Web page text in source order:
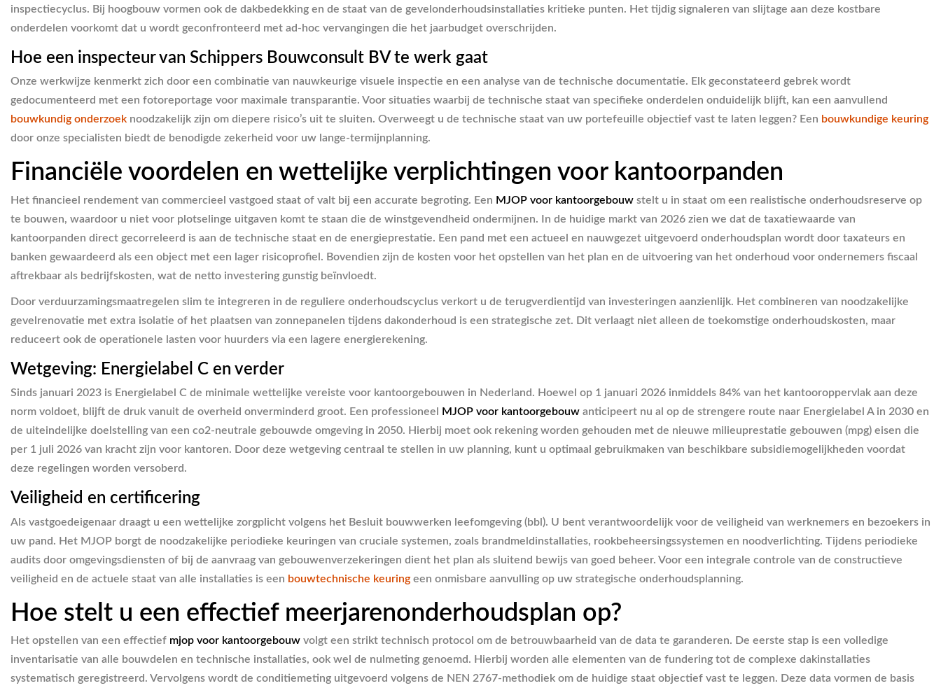
inspectiecyclus. Bij hoogbouw vormen ook de dakbedekking en de staat van de gevelonderhoudsinstallaties kritieke punten. Het tijdig signaleren van slijtage aan deze kostbare
onderdelen voorkomt dat u wordt geconfronteerd met ad-hoc vervangingen die het jaarbudget overschrijden.
Hoe een inspecteur van Schippers Bouwconsult BV te werk gaat
Onze werkwijze kenmerkt zich door een combinatie van nauwkeurige visuele inspectie en een analyse van de technische documentatie. Elk geconstateerd gebrek wordt
gedocumenteerd met een fotoreportage voor maximale transparantie. Voor situaties waarbij de technische staat van specifieke onderdelen onduidelijk blijft, kan een aanvullend
bouwkundig onderzoek noodzakelijk zijn om diepere risico’s uit te sluiten. Overweegt u de technische staat van uw portefeuille objectief vast te laten leggen? Een bouwkundige keuring
door onze specialisten biedt de benodigde zekerheid voor uw lange-termijnplanning.
Financiële voordelen en wettelijke verplichtingen voor kantoorpanden
Het financieel rendement van commercieel vastgoed staat of valt bij een accurate begroting. Een MJOP voor kantoorgebouw stelt u in staat om een realistische onderhoudsreserve op
te bouwen, waardoor u niet voor plotselinge uitgaven komt te staan die de winstgevendheid ondermijnen. In de huidige markt van 2026 zien we dat de taxatiewaarde van
kantoorpanden direct gecorreleerd is aan de technische staat en de energieprestatie. Een pand met een actueel en nauwgezet uitgevoerd onderhoudsplan wordt door taxateurs en
banken gewaardeerd als een object met een lager risicoprofiel. Bovendien zijn de kosten voor het opstellen van het plan en de uitvoering van het onderhoud voor ondernemers fiscaal
aftrekbaar als bedrijfskosten, wat de netto investering gunstig beïnvloedt.
Door verduurzamingsmaatregelen slim te integreren in de reguliere onderhoudscyclus verkort u de terugverdientijd van investeringen aanzienlijk. Het combineren van noodzakelijke
gevelrenovatie met extra isolatie of het plaatsen van zonnepanelen tijdens dakonderhoud is een strategische zet. Dit verlaagt niet alleen de toekomstige onderhoudskosten, maar
reduceert ook de operationele lasten voor huurders via een lagere energierekening.
Wetgeving: Energielabel C en verder
Sinds januari 2023 is Energielabel C de minimale wettelijke vereiste voor kantoorgebouwen in Nederland. Hoewel op 1 januari 2026 inmiddels 84% van het kantooroppervlak aan deze
norm voldoet, blijft de druk vanuit de overheid onverminderd groot. Een professioneel
MJOP voor kantoorgebouw anticipeert nu al op de strengere route naar Energielabel A in 2030 en
de uiteindelijke doelstelling van een co2-neutrale gebouwde omgeving in 2050. Hierbij moet ook rekening worden gehouden met de nieuwe milieuprestatie gebouwen (mpg) eisen die
per 1 juli 2026 van kracht zijn voor kantoren. Door deze wetgeving centraal te stellen in uw planning, kunt u optimaal gebruikmaken van beschikbare subsidiemogelijkheden voordat
deze regelingen worden versoberd.
Veiligheid en certificering
Als vastgoedeigenaar draagt u een wettelijke zorgplicht volgens het Besluit bouwwerken leefomgeving (bbl). U bent verantwoordelijk voor de veiligheid van werknemers en bezoekers in
uw pand. Het MJOP borgt de noodzakelijke periodieke keuringen van cruciale systemen, zoals brandmeldinstallaties, rookbeheersingssystemen en noodverlichting. Tijdens periodieke
audits door omgevingsdiensten of bij de aanvraag van gebouwenverzekeringen dient het plan als sluitend bewijs van goed beheer. Voor een integrale controle van de constructieve
veiligheid en de actuele staat van alle installaties is een bouwtechnische keuring een onmisbare aanvulling op uw strategische onderhoudsplanning.
Hoe stelt u een effectief meerjarenonderhoudsplan op?
Het opstellen van een effectief mjop voor kantoorgebouw volgt een strikt technisch protocol om de betrouwbaarheid van de data te garanderen. De eerste stap is een volledige
inventarisatie van alle bouwdelen en technische installaties, ook wel de nulmeting genoemd. Hierbij worden alle elementen van de fundering tot de complexe dakinstallaties
systematisch geregistreerd. Vervolgens wordt de conditiemeting uitgevoerd volgens de NEN 2767-methodiek om de huidige staat objectief vast te leggen. Deze data vormen de basis